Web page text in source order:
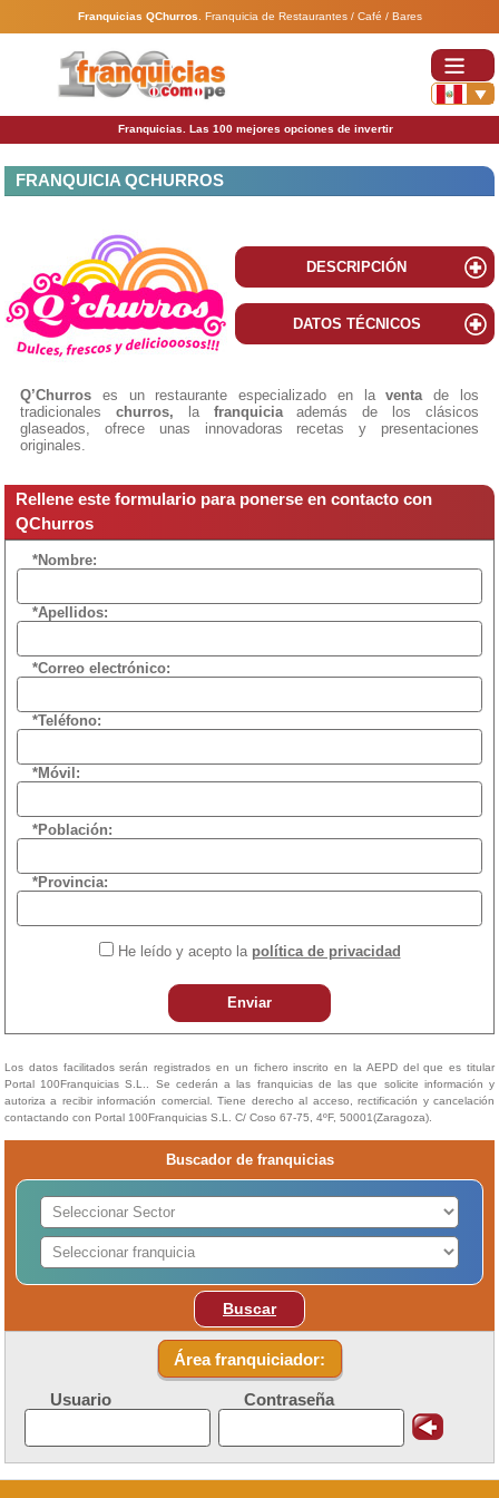
Franquicias QChurros Franquicia de Restaurantes / Café / Bares
Franquicias. Las 100 mejores opciones de invertir
FRANQUICIA QCHURROS
DESCRIPCIÓN
DATOS TÉCNICOS
Q’Churros es un restaurante especializado en laventa de los
tradicionales churros, la franquiciaademás de los clásicos
glaseados, ofrece unas innovadoras recetas y presentaciones
originales.
Rellene este formulario para ponerse en contacto con
QChurros
*Nombre:
*Apellidos:
*Correo electrónico:
*Teléfono:
*Móvil:
*Población:
*Provincia:
He leído y acepto la política de privacidad
Enviar
Los datos facilitados serán registrados en un fichero inscrito en la AEPD del que es titular
Portal 100Franquicias S.L.. Se cederán a las franquicias de las que solicite información y
autoriza a recibir información comercial. Tiene derecho al acceso, rectificación y cancelación
contactando con Portal 100Franquicias S.L. C/ Coso 67-75, 4ºF, 50001(Zaragoza).
Buscador de franquicias
Buscar
Área franquiciador:
Usuario Contraseña